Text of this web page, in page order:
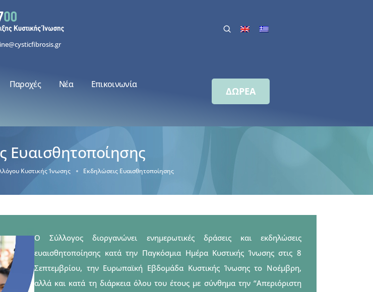
Παροχές Νέα Επικοινωνία
ΔΩΡΕΑ
Ευαισθητοποίησης
Κυστικής Ίνωσης Εκδηλώσεις Ευαισθητοποίησης
Ο Σύλλογος διοργανώνει ενημερωτικές δράσεις και εκδηλώσεις
ευαισθητοποίησης κατά την Παγκόσμια Ημέρα Κυστικής Ίνωσης στις 8
Σεπτεμβρίου, την Ευρωπαϊκή Εβδομάδα Κυστικής Ίνωσης το Νοέμβρη,
αλλά και κατά τη διάρκεια όλου του έτους με σύνθημα την “Απεριόριστη